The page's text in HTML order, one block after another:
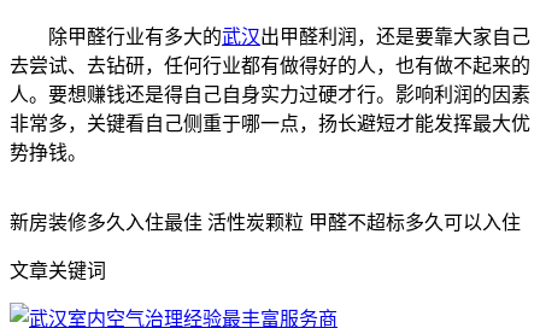
除甲醛行业有多大的武汉出甲醛利润，还是要靠大家自己
去尝试、去钻研，任何行业都有做得好的人，也有做不起来的
人。要想赚钱还是得自己自身实力过硬才行。影响利润的因素
非常多，关键看自己侧重于哪一点，扬长避短才能发挥最大优
势挣钱。
新房装修多久入住最佳 活性炭颗粒 甲醛不超标多久可以入住
文章关键词